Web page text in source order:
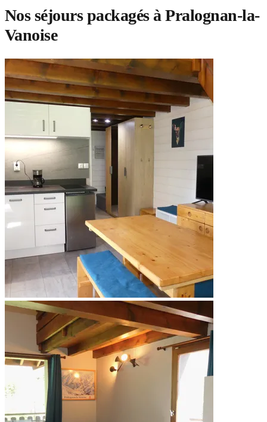
Nos séjours packagés à Pralognan-la-
Vanoise